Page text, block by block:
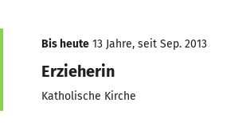
Bis heute 13 Jahre, seit Sep. 2013
Erzieherin
Katholische Kirche